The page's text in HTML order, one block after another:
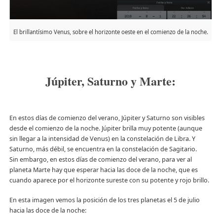
El brillantísimo Venus, sobre el horizonte oeste en el comienzo de la noche.
Júpiter, Saturno y Marte:
En estos días de comienzo del verano, Júpiter y Saturno son visibles
desde el comienzo de la noche. Júpiter brilla muy potente (aunque
sin llegar a la intensidad de Venus) en la constelación de Libra. Y
Saturno, más débil, se encuentra en la constelación de Sagitario.
Sin embargo, en estos días de comienzo del verano, para ver al
planeta Marte hay que esperar hacia las doce de la noche, que es
cuando aparece por el horizonte sureste con su potente y rojo brillo.
En esta imagen vemos la posición de los tres planetas el 5 de julio
hacia las doce de la noche: